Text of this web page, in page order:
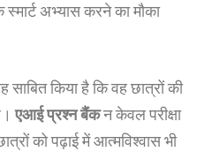
अभ्यास करने का मौका
किया है कि वह छात्रों की
एआईप्रश्नबैंकन केवल परीक्षा
को पढ़ाई में आत्मविश्वास भी